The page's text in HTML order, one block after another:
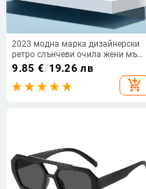
2023 модна марка дизайнерски
ретро слънчеви очила жени мъже
лъчи сенници парти огледало
слънчеви очила секси топ
луксозни очила на открито
9.85 €/19.26 лв
add_shopping_cart